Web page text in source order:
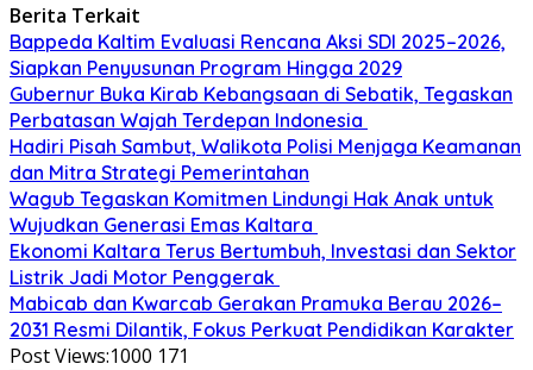
Berita Terkait
Bappeda Kaltim Evaluasi Rencana Aksi SDI 2025–2026,
Siapkan Penyusunan Program Hingga 2029
Gubernur Buka Kirab Kebangsaan di Sebatik, Tegaskan
Perbatasan Wajah Terdepan Indonesia
Hadiri Pisah Sambut, Walikota Polisi Menjaga Keamanan
dan Mitra Strategi Pemerintahan
Wagub Tegaskan Komitmen Lindungi Hak Anak untuk
Wujudkan Generasi Emas Kaltara
Ekonomi Kaltara Terus Bertumbuh, Investasi dan Sektor
Listrik Jadi Motor Penggerak
Mabicab dan Kwarcab Gerakan Pramuka Berau 2026–
2031 Resmi Dilantik, Fokus Perkuat Pendidikan Karakter
Post Views:1000 171